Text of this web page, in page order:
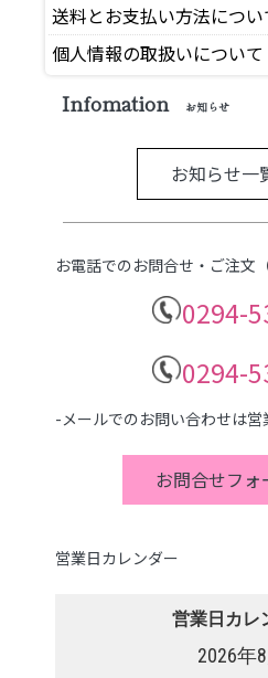
送料とお支払い方法につい
個人情報の取扱いについて
Infomation お知らせ
お知らせ一
お電話でのお問合せ・ご注文
0294-
0294-
-メールでのお問い合わせは
お問合せフ
営業日カレンダー